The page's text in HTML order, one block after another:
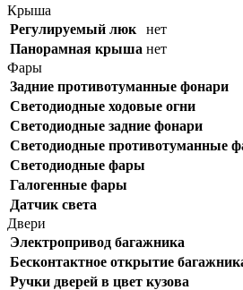
Крыша
Регулируемый люк
нет
Панорамная крыша нет
Фары
Задние противотуманные фонари
Светодиодные ходовые огни
Cветодиодные задние фонари
Светодиодные противотуманные
Светодиодные фары
Галогенные фары
Датчик света
Двери
Электропривод багажника
Бесконтактное открытие
Ручки дверей в цвет кузова